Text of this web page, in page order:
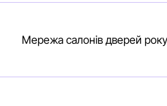
Мережа салонів дверей року